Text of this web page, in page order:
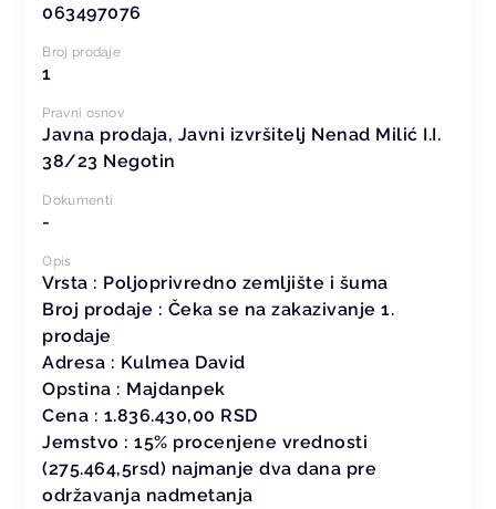
063497076
Broj prodaje
1
Pravni osnov
Javna prodaja, Javni izvršitelj Nenad Milić I.I.
38/23 Negotin
Dokumenti
-
Opis
Vrsta : Poljoprivredno zemljište i šuma
Broj prodaje : Čeka se na zakazivanje 1.
prodaje
Adresa : Kulmea David
Opstina : Majdanpek
Cena : 1.836.430,00 RSD
Jemstvo : 15% procenjene vrednosti
(275.464,5rsd) najmanje dva dana pre
održavanja nadmetanja